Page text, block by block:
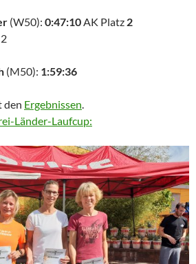
(W50): 0:47:10AK Platz 2
(M50): 1:59:36
den Ergebnissen.
Länder-Laufcup: